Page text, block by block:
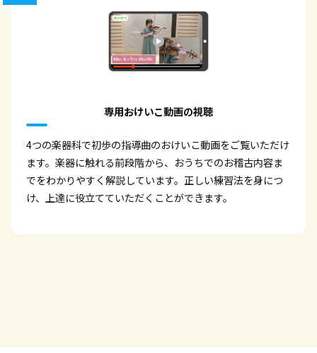
専用おけいこ動画の視聴
4つの楽器科で初歩の指導曲のおけいこ動画をご覧いただけ
ます。楽器に触れる前段階から、おうちでのお稽古内容ま
でをわかりやすく解説しています。正しい練習法を身につ
け、上達に役立てていただくことができます。